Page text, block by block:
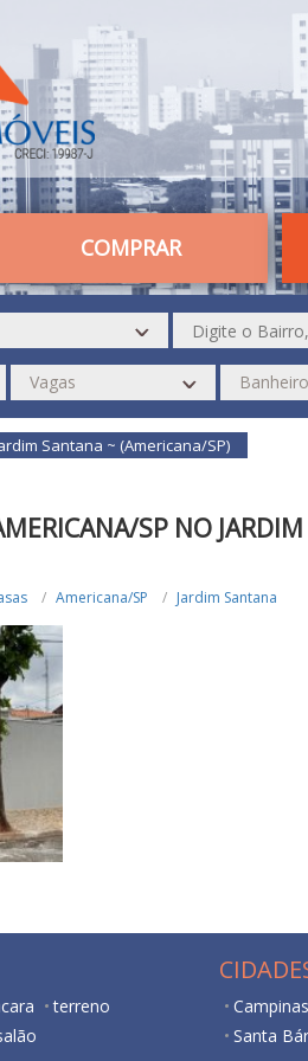
COMPRAR
Santana ~ (Americana/SP)
SP NO
Americana/SP Jardim Santana
terreno
Santa